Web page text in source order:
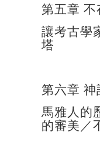
第五章
讓考古學
塔
第六章
馬雅人的
的審美／